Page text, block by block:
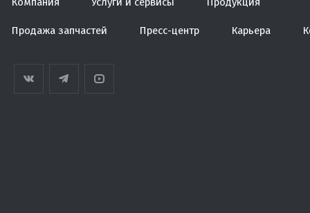
Продажа запчастей Пресс-центр Карьера